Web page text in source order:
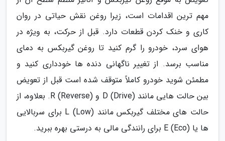
مهم ترین اقدامات است، زیرا روغن نقش حیاتی در روان
کاری و خنک کردن قطعات دارد. قبل از حرکت، به ویژه در
هوای سرد، خودرو را گرم کنید تا روغن گیربکس به دمای
مناسب برسد. از تغییر ناگهانی دنده ها خودداری کنید و
مطمئن شوید خودرو کاملاً متوقف شده است قبل از تعویض
بین حالت هایی مانند D (Drive) و R (Reverse). بعلاوه، از
حالت های مختلف گیربکس مانند L (Low) برای سربالایی
ها یا E (Eco) برای رانندگی مالی به درستی بهره ببرید.